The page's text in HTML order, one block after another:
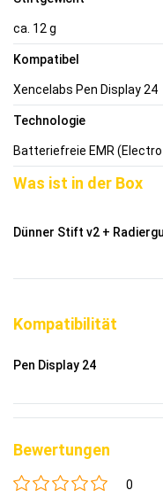
ca. 12 g
Kompatibel
Xencelabs Pen Display 24
Technologie
Batteriefreie EMR
Was ist in der Box
Dünner Stift v2 +
Kompatibilität
Pen Display 24
Bewertungen
0